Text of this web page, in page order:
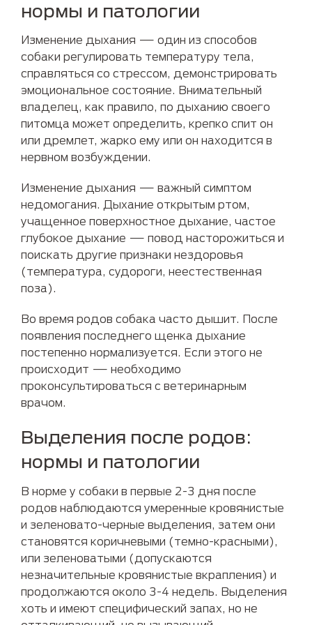
нормы и патологии
Изменение дыхания — один из способов
собаки регулировать температуру тела,
справляться со стрессом, демонстрировать
эмоциональное состояние. Внимательный
владелец, как правило, по дыханию своего
питомца может определить, крепко спит он
или дремлет, жарко ему или он находится в
нервном возбуждении.
Изменение дыхания — важный симптом
недомогания. Дыхание открытым ртом,
учащенное поверхностное дыхание, частое
глубокое дыхание — повод насторожиться и
поискать другие признаки нездоровья
(температура, судороги, неестественная
поза).
Во время родов собака часто дышит. После
появления последнего щенка дыхание
постепенно нормализуется. Если этого не
происходит — необходимо
проконсультироваться с ветеринарным
врачом.
Выделения после родов:
нормы и патологии
В норме у собаки в первые 2-3 дня после
родов наблюдаются умеренные кровянистые
и зеленовато-черные выделения, затем они
становятся коричневыми (темно-красными),
или зеленоватыми (допускаются
незначительные кровянистые вкрапления) и
продолжаются около 3-4 недель. Выделения
хоть и имеют специфический запах, но не